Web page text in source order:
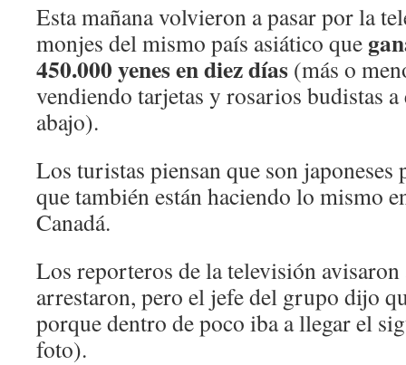
Esta mañana volvieron a pasar por la
monjes del mismo país asiático que
450.000 yenes en diez días (más o
vendiendo tarjetas y rosarios budistas
abajo).
Los turistas piensan que son japoneses
que también están haciendo lo mismo
Canadá.
Los reporteros de la televisión
arrestaron, pero el jefe del grupo dijo
porque dentro de poco iba a llegar el
foto).